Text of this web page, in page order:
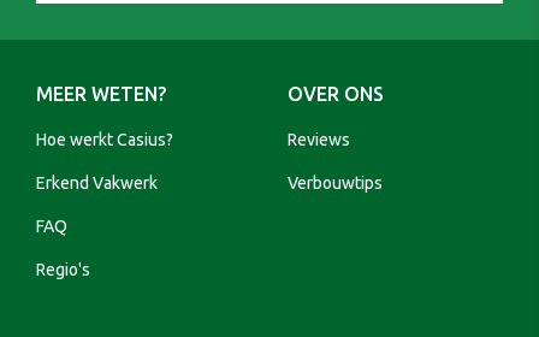
MEER WETEN?
Hoe werkt Casius?
Erkend Vakwerk
FAQ
Regio's
OVER ONS
Reviews
Verbouwtips